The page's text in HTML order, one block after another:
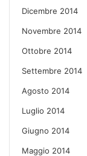
Dicembre 2014
Novembre 2014
Ottobre 2014
Settembre 2014
Agosto 2014
Luglio 2014
Giugno 2014
Maggio 2014